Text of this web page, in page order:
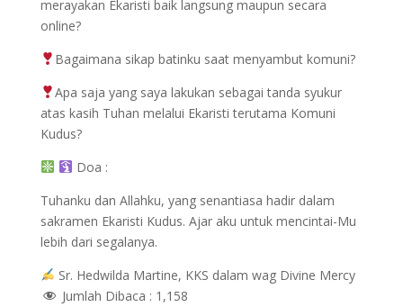
merayakan Ekaristi baik langsung maupun secara
online?
Bagaimana sikap batinku saat menyambut komuni?
Apa saja yang saya lakukan sebagai tanda syukur
atas kasih Tuhan melalui Ekaristi terutama Komuni
Kudus?
Doa :
Tuhanku dan Allahku, yang senantiasa hadir dalam
sakramen Ekaristi Kudus. Ajar aku untuk mencintai-Mu
lebih dari segalanya.
Sr. Hedwilda Martine, KKS dalam wag Divine Mercy
Jumlah Dibaca : 1,158